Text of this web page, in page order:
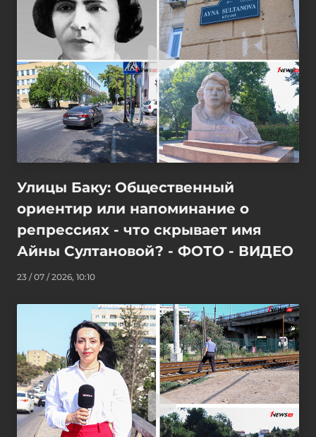
Улицы Баку: Общественный
ориентир или напоминание о
репрессиях - что скрывает имя
Айны Султановой? - ФОТО - ВИДЕО
23 / 07 / 2026, 10:10